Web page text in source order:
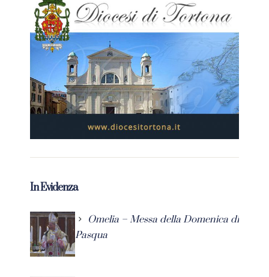
In Evidenza
Omelia – Messa della Domenica di
Pasqua